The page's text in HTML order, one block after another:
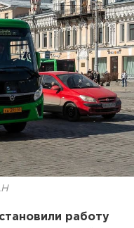
работу